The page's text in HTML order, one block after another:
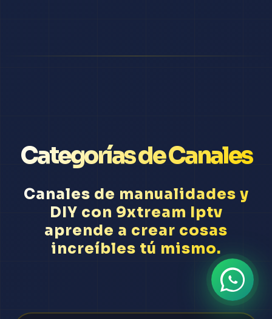
Categorías de Canales
Canales de manualidades y
DIY con 9xtream Iptv
aprende a crear cosas
increíbles tú mismo.